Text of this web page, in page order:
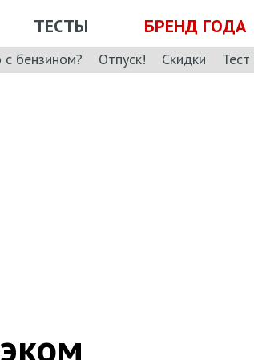
ТЕСТЫ БРЕНД ГОДА
с бензином? Отпуск! Скидки